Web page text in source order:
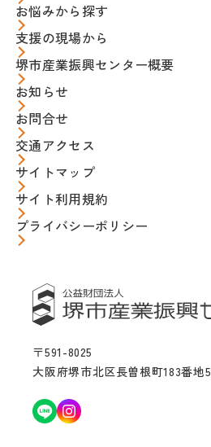
〒591-8025
大阪府堺市北区長曽根町183番地5
お悩みから探す
支援の現場から
堺市産業振興センター概要
お知らせ
お問合せ
交通アクセス
サイトマップ
サイト利用規約
プライバシーポリシー